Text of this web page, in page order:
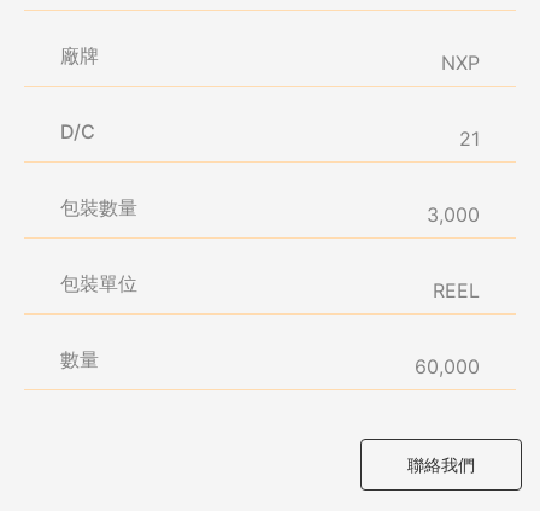
廠牌 NXP
D/C 21
包裝數量 3,000
包裝單位 REEL
數量 60,000
聯絡我們